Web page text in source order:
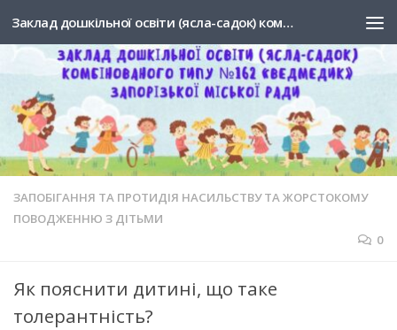
Skip to content Заклад дошкільної освіти (ясла-садок) комбінованого типу №162 "Ведмедик" Запорізької міської ради
ЗАПОБІГАННЯ ТА ПРОТИДІЯ НАСИЛЬСТВУ ТА ЖОРСТОКОМУ
ПОВОДЖЕННЮ З ДІТЬМИ
0
Як пояснити дитині, що таке
толерантність?